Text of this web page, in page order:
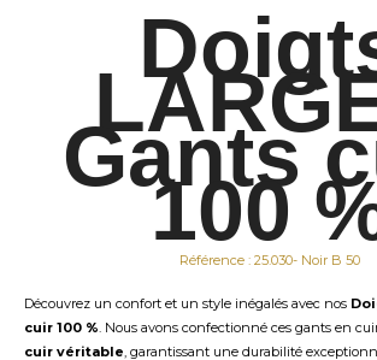
Gants
100
Référence : 25.030- Noir B 50
Découvrez un confort et un style inégalés avec nos
cuir 100 %. Nous avons confectionné ces gants en
cuir véritable, garantissant une durabilité